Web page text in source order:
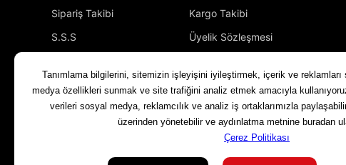
Sipariş Takibi
Kargo Takibi
S.S.S
Üyelik Sözleşmesi